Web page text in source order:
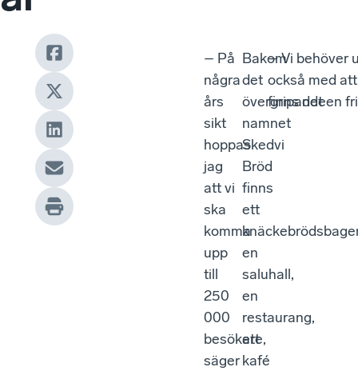
– På
några
års
sikt
hoppas
jag
att vi
ska
komma
upp
till
250
000
besökare,
säger
Bakom
det
övergripande
namnet
Skedvi
Bröd
finns
ett
en
saluhall,
en
restaurang,
ett
kafé
– Vi behöver
också med
finns det en